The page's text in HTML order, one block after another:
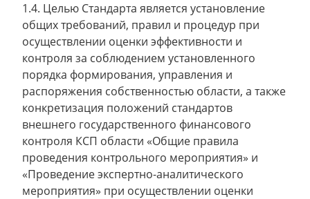
1.4. Целью Стандарта является установление
общих требований, правил и процедур при
осуществлении оценки эффективности и
контроля за соблюдением установленного
порядка формирования, управления и
распоряжения собственностью области, а также
конкретизация положений стандартов
внешнего государственного финансового
контроля КСП области «Общие правила
проведения контрольного мероприятия» и
«Проведение экспертно-аналитического
мероприятия» при осуществлении оценки